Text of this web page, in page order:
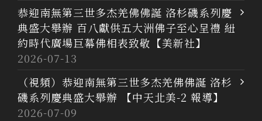
恭迎南無第三世多杰羌佛佛誕 洛杉磯系列慶
典盛大舉辦 百八獻供五大洲佛子至心呈禮 紐
約時代廣場巨幕佛相表致敬【美新社】
2026-07-13
（視頻）恭迎南無第三世多杰羌佛佛誕 洛杉
磯系列慶典盛大舉辦 【中天北美-2 報導】
2026-07-09